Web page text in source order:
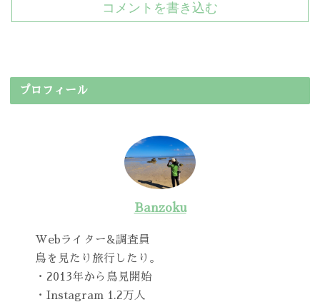
コメントを書き込む
プロフィール
Banzoku
Webライター&調査員
鳥を見たり旅行したり。
・2013年から鳥見開始
・Instagram 1.2万人